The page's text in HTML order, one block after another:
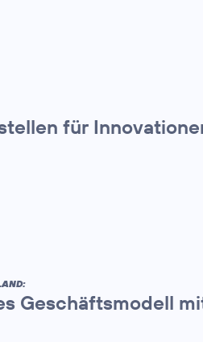
für
Geschäftsmodell